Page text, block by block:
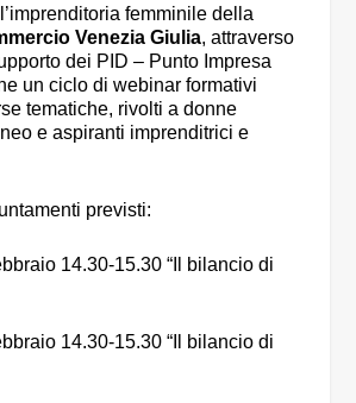
l’imprenditoria femminile della
Venezia Giulia, attraverso
dei PID – Punto Impresa
un ciclo di webinar formativi
tematiche, rivolti a donne
e aspiranti imprenditrici e
previsti:
14.30-15.30 “Il bilancio di
14.30-15.30 “Il bilancio di